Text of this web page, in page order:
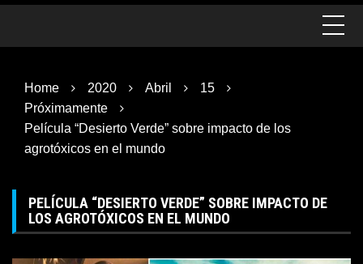
Home 2020 Abril
15
Próximamente
Película “Desierto Verde” sobre impacto de los
agrotóxicos en el mundo
PELÍCULA “DESIERTO VERDE” SOBRE IMPACTO DE
LOS AGROTÓXICOS EN EL MUNDO